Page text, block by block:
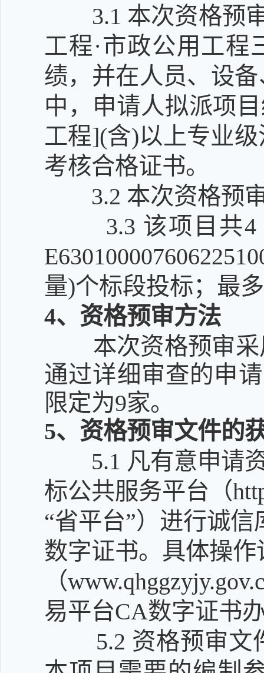
3.1 本次资格预
工程·市政公用工
绩，并在人员、设
中，申请人拟派项
工程](含)以上专业
考核合格证书。
3.2 本次资格预
3.3 该项目共
量)个标段投标；最
4、资格预审方法
本次资格预审
通过详细审查的申
限定为9家。
5、资格预审文件的
5.1 凡有意申请
标公共服务平台（
“省平台”）进行诚
数字证书。具体操
（
易平台CA数字证书
5.2 资格预审文